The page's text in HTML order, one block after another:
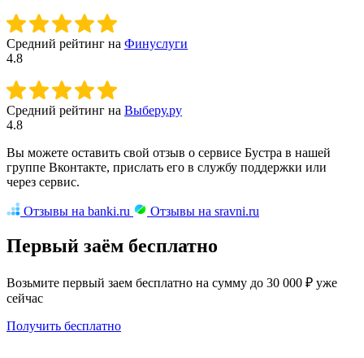
Средний рейтинг на Финуслуги
4.8
Средний рейтинг на Выберу.ру
4.8
Вы можете оставить свой отзыв о сервисе Бустра в нашей
группе Вконтакте, прислать его в службу поддержки или
через сервис.
Отзывы на banki.ru Отзывы на sravni.ru
Первый заём бесплатно
Возьмите первый заем бесплатно на сумму до 30 000 ₽ уже
сейчас
Получить бесплатно